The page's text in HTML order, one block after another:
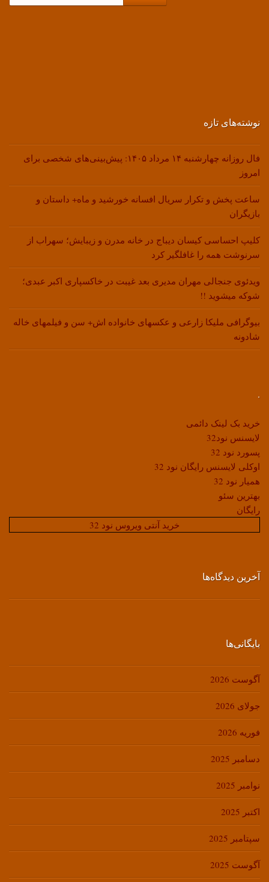
نوشته‌های تازه
فال روزانه چهارشنبه ۱۴ مرداد ۱۴۰۵: پیش‌بینی‌های شخصی برای
امروز
ساعت پخش و تکرار سریال افسانه خورشید و ماه+ داستان و
بازیگران
کلیپ احساسی کیسان دیباج در خانه مدرن و زیبایش؛ سهراب از
سرنوشت همه را غافلگیر کرد
ویدئوی جنجالی مهران مدیری بعد غیبت در خاکسپاری اکبر عبدی؛
شوکه میشوید !!
بیوگرافی ملیکا زارعی و عکسهای خانواده اش+ سن و فیلمهای خاله
شادونه
.
خرید بک لینک دائمی
لایسنس نود32
پسورد نود 32
اوکلی لایسنس رایگان نود 32
همیار نود 32
بهترین سئو
رایگان
خرید آنتی ویروس نود 32
آخرین دیدگاه‌ها
بایگانی‌ها
آگوست 2026
جولای 2026
فوریه 2026
دسامبر 2025
نوامبر 2025
اکتبر 2025
سپتامبر 2025
آگوست 2025